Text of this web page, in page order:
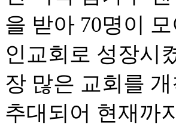
을 받아 70명이
인교회로 성장시
장 많은 교회를
추대되어 현재까